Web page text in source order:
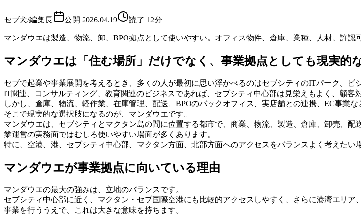
セブ犬/編集長 公開 2026.04.19 読了 12分
マンダウエは製造、物流、卸、BPO拠点として使いやすい。オフィス物件、倉庫、業種、人材、許認
マンダウエは「住む場所」だけでなく、事業拠点としても現実的
セブで起業や事業展開を考えるとき、多くの人が最初に思い浮かべるのはセブシティのITパーク、
IT関連、コンサルティング、教育関連のビジネスであれば、セブシティ中心部は見栄えもよく、顧客
しかし、倉庫、物流、軽作業、在庫管理、配送、BPOのバックオフィス、実店舗との連携、EC事業
そこで現実的な選択肢になるのが、マンダウエです。
マンダウエは、セブシティとマクタン島の間に位置する都市で、商業、物流、製造、倉庫、卸売、
業運営の実務面ではむしろ使いやすい場面が多くあります。
特に、空港、港、セブシティ中心部、マクタン方面、北部方面へのアクセスをバランスよく考えたい
マンダウエが事業拠点に向いている理由
マンダウエの最大の強みは、立地のバランスです。
セブシティ中心部に近く、マクタン・セブ国際空港にも比較的アクセスしやすく、さらに港湾エリア
事業を行ううえで、これは大きな意味を持ちます。